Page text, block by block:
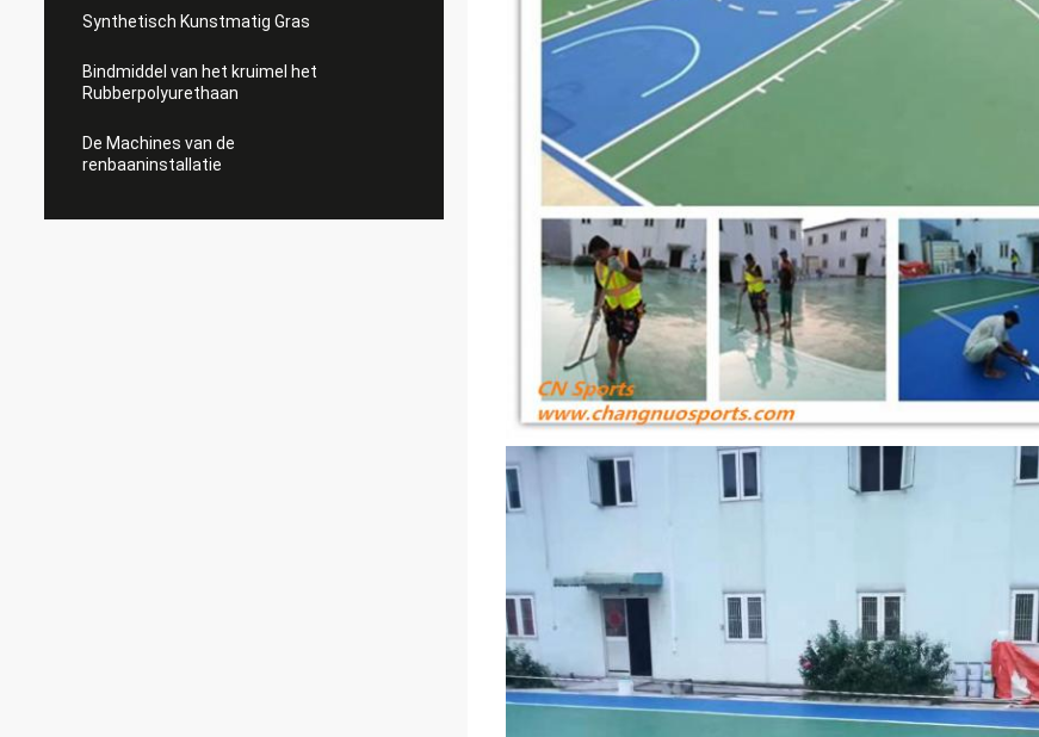
Synthetisch Kunstmatig Gras
Bindmiddel van het kruimel het
Rubberpolyurethaan
De Machines van de
renbaaninstallatie